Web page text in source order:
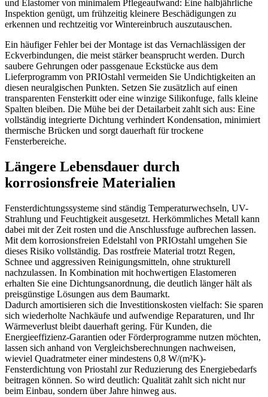
und Elastomer von minimalem Pflegeaufwand: Eine halbjährliche
Inspektion genügt, um frühzeitig kleinere Beschädigungen zu
erkennen und rechtzeitig vor Wintereinbruch auszutauschen.
Ein häufiger Fehler bei der Montage ist das Vernachlässigen der
Eckverbindungen, die meist stärker beansprucht werden. Durch
saubere Gehrungen oder passgenaue Eckstücke aus dem
Lieferprogramm von PRIOstahl vermeiden Sie Undichtigkeiten an
diesen neuralgischen Punkten. Setzen Sie zusätzlich auf einen
transparenten Fensterkitt oder eine winzige Silikonfuge, falls kleine
Spalten bleiben. Die Mühe bei der Detailarbeit zahlt sich aus: Eine
vollständig integrierte Dichtung verhindert Kondensation, minimiert
thermische Brücken und sorgt dauerhaft für trockene
Fensterbereiche.
Längere Lebensdauer durch
korrosionsfreie Materialien
Fensterdichtungssysteme sind ständig Temperaturwechseln, UV-
Strahlung und Feuchtigkeit ausgesetzt. Herkömmliches Metall kann
dabei mit der Zeit rosten und die Anschlussfuge aufbrechen lassen.
Mit dem korrosionsfreien Edelstahl von PRIOstahl umgehen Sie
dieses Risiko vollständig. Das rostfreie Material trotzt Regen,
Schnee und aggressiven Reinigungsmitteln, ohne strukturell
nachzulassen. In Kombination mit hochwertigen Elastomeren
erhalten Sie eine Dichtungsanordnung, die deutlich länger hält als
preisgünstige Lösungen aus dem Baumarkt.
Dadurch amortisieren sich die Investitionskosten vielfach: Sie sparen
sich wiederholte Nachkäufe und aufwendige Reparaturen, und Ihr
Wärmeverlust bleibt dauerhaft gering. Für Kunden, die
Energieeffizienz-Garantien oder Förderprogramme nutzen möchten,
lassen sich anhand von Vergleichsberechnungen nachweisen,
wieviel Quadratmeter einer mindestens 0,8 W/(m²K)-
Fensterdichtung von Priostahl zur Reduzierung des Energiebedarfs
beitragen können. So wird deutlich: Qualität zahlt sich nicht nur
beim Einbau, sondern über Jahre hinweg aus.